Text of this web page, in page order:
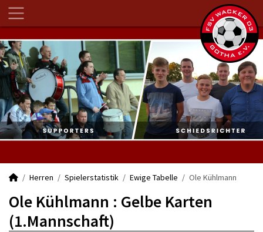
Herren Spielerstatistik Ewige Tabelle Ole Kühlmann
Ole Kühlmann : Gelbe Karten
(1.Mannschaft)